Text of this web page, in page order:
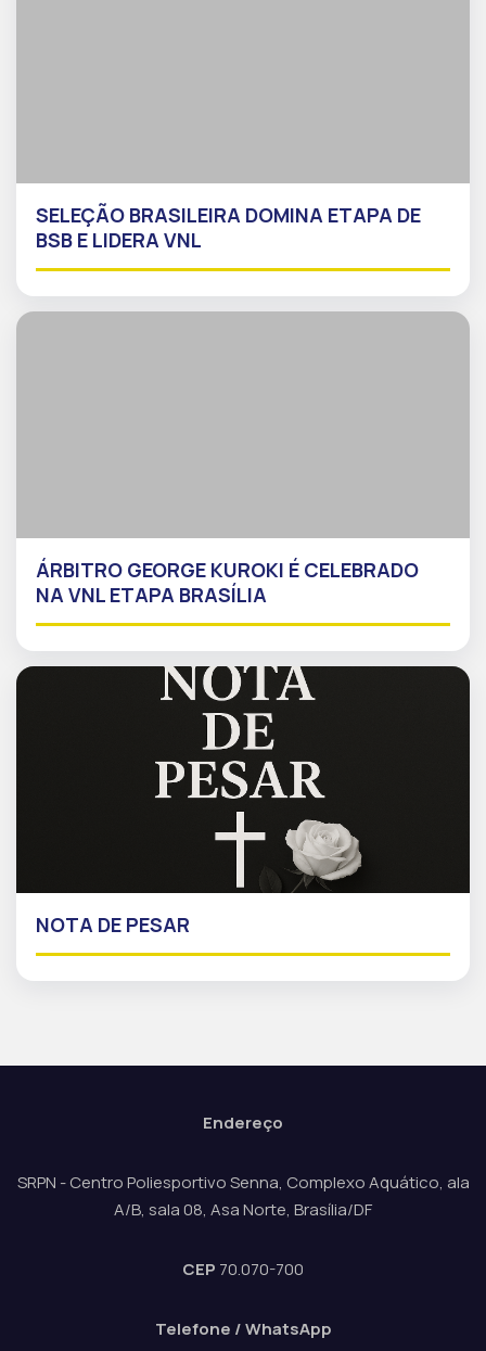
SELEÇÃO BRASILEIRA DOMINA ETAPA DE
BSB E LIDERA VNL
ÁRBITRO GEORGE KUROKI É CELEBRADO
NA VNL ETAPA BRASÍLIA
NOTA DE PESAR
Endereço
SRPN - Centro Poliesportivo Senna, Complexo Aquático, ala
A/B, sala 08, Asa Norte, Brasília/DF
CEP 70.070-700
Telefone / WhatsApp